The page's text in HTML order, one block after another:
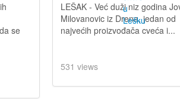
se
LEŠAK - Već duži niz godina
Milovanovic iz Drena, jedan od
najvećih proizvođača cveća i...
531 views